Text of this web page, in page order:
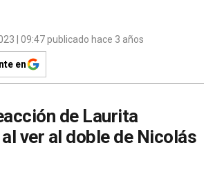
| 09:47 publicado hace 3 años
en
de Laurita
ver al doble de Nicolás